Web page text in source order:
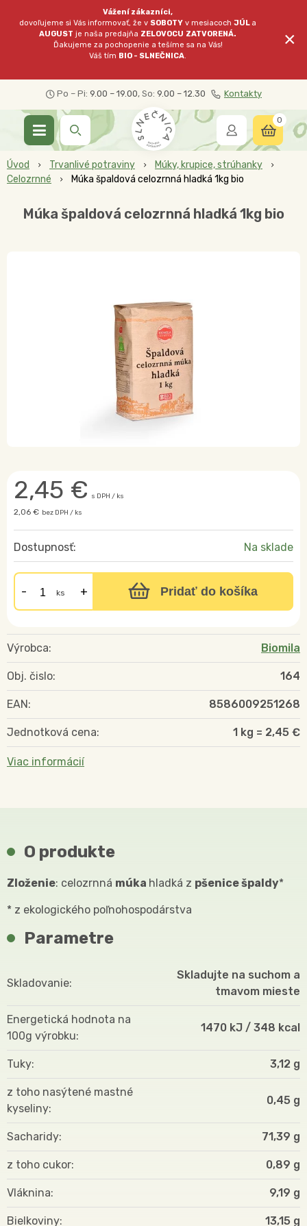
Vážení zákazníci,
dovoľujeme si Vás informovať, že v SOBOTY v mesiacochJÚL a
AUGUST je naša predajňa ZELOVOCU ZATVORENÁ.
Ďakujeme za pochopenie a tešíme sa na Vás!
Váš tím BIO - SLNEČNICA.
×
Po – Pi: 9.00 – 19.00, So: 9.00 – 12.30 Kontakty
0
Úvod Trvanlivé potraviny
Múky, krupice, strúhanky
Celozrnné
Múka špaldová celozrnná hladká 1kg bio
Múka špaldová celozrnná hladká 1kg bio
2,45 € s DPH / ks
2,06 € bez DPH / ks
Dostupnosť: Na sklade
ks Pridať do košíka
Výrobca: Biomila
Obj. čislo: 164
EAN: 8586009251268
Jednotková cena: 1 kg = 2,45 €
Viac informácií
O produkte
Zloženie: celozrnná múka hladká z pšenice špaldy*
* z ekologického poľnohospodárstva
Parametre
Skladovanie
Skladujte na suchom a
tmavom mieste
Energetická hodnota na
100g výrobku
1470 kJ / 348 kcal
Tuky 3,12 g
z toho nasýtené mastné
kyseliny
0,45 g
Sacharidy 71,39 g
z toho cukor 0,89 g
Vláknina 9,19 g
Bielkoviny 13,15 g